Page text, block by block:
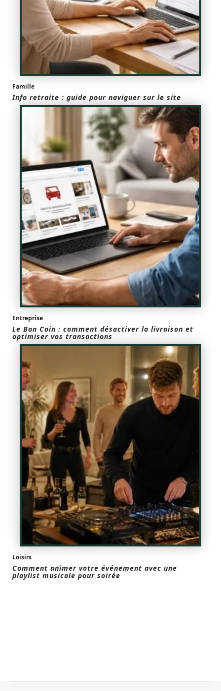
Famille
Info retraite : guide pour naviguer sur le site
Entreprise
Le Bon Coin : comment désactiver la livraison et
optimiser vos transactions
Loisirs
Comment animer votre événement avec une
playlist musicale pour soirée